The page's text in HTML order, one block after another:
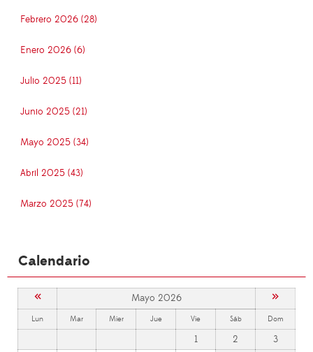
Febrero 2026 (28)
Enero 2026 (6)
Julio 2025 (11)
Junio 2025 (21)
Mayo 2025 (34)
Abril 2025 (43)
Marzo 2025 (74)
Calendario
« Mayo 2026 »
Lun Mar Mier Jue Vie Sáb Dom
1 2
3